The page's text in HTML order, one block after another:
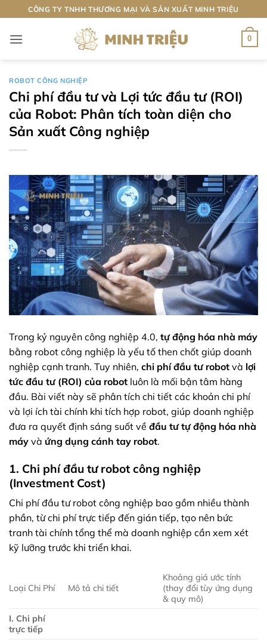
qua
nội
CÔNG TY TNHH THƯƠNG MẠI VÀ SẢN XUẤT MINH TRIỆU
0
ROBOT CÔNG NGHIỆP
Chi phí đầu tư và Lợi tức đầu tư (ROI)
của Robot: Phân tích toàn diện cho
Sản xuất Công nghiệp
Trong kỷ nguyên công nghiệp 4.0, tự động hóa nhà máy
bằng robot công nghiệp là yếu tố then chốt giúp doanh
nghiệp cạnh tranh. Tuy nhiên, chi phí đầu tư robot và lợi
tức đầu tư (ROI) của robot luôn là mối bận tâm hàng
đầu. Bài viết này sẽ phân tích chi tiết các khoản chi phí
và lợi ích tài chính khi tích hợp robot, giúp doanh nghiệp
đưa ra quyết định sáng suốt về đầu tư tự động hóa nhà
máy và ứng dụng cánh tay robot.
1. Chi phí đầu tư robot công nghiệp
(Investment Cost)
Chi phí đầu tư robot công nghiệp bao gồm nhiều thành
phần, từ chi phí trực tiếp đến gián tiếp, tạo nên bức
tranh tài chính tổng thể mà doanh nghiệp cần xem xét
kỹ lưỡng trước khi triển khai.
Loại Chi Phí Mô tả chi tiết
Khoảng giá ước tính
(thay đổi tùy ứng dụng
& quy mô)
I. Chi phí
trực tiếp